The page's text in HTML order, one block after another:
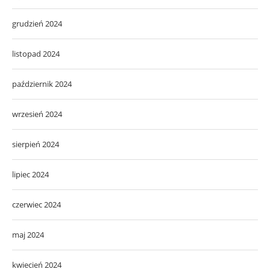
grudzień 2024
listopad 2024
październik 2024
wrzesień 2024
sierpień 2024
lipiec 2024
czerwiec 2024
maj 2024
kwiecień 2024